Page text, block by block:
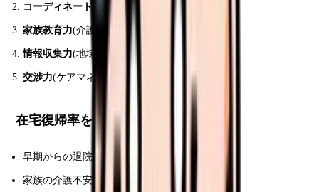
コーディネート力 (多職種調整)
家族教育力(介護技術指導)
情報収集力(地域資源把握)
交渉力(ケアマネ・訪問看護との調整)
在宅復帰率を上げる看護師の役割
早期からの退院支援計画
家族の介護不安の解消